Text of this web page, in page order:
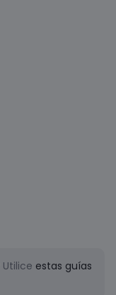
Utilice estas guías